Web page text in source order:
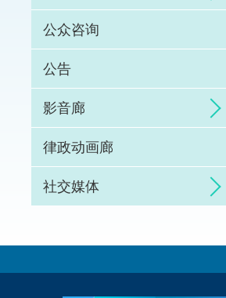
公众咨询
公告
影音廊
律政动画廊
社交媒体